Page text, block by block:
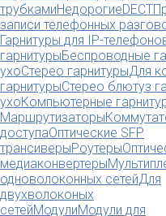
трубкамиНедорогиеDECT
записи телефонных
Гарнитуры для IP-
гарнитурыБеспроводные
ухоСтерео гарнитурыДля
гарнитурыСтерео блютуз
ухоКомпьютерные
Маршрутизаторы
доступаОптические SFP
трансиверыРоутеры
медиаконвертеры
одноволоконных сетейДля
двухволоконых
сетейМодулиМодули для